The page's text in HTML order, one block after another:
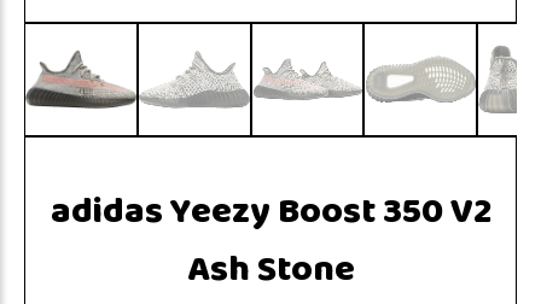
adidas Yeezy Boost 350 V2
Ash Stone